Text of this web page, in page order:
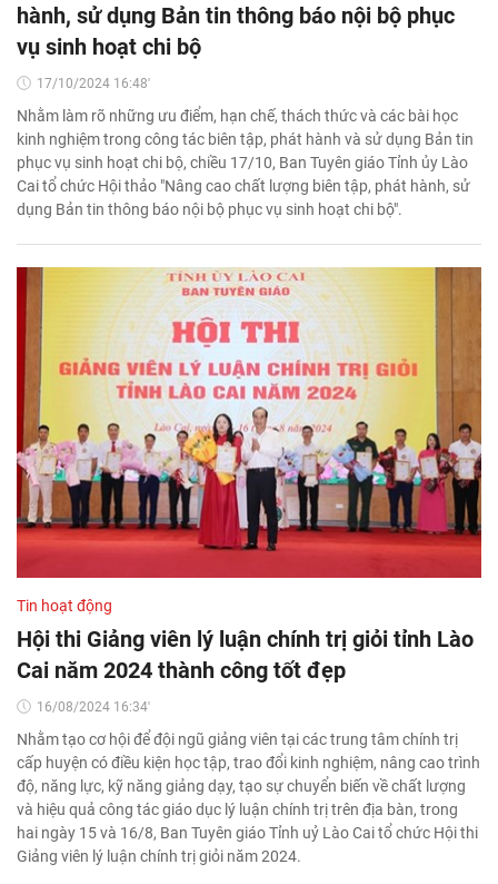
hành, sử dụng Bản tin thông báo nội bộ phục
vụ sinh hoạt chi bộ
17/10/2024 16:48'
Nhằm làm rõ những ưu điểm, hạn chế, thách thức và các bài học
kinh nghiệm trong công tác biên tập, phát hành và sử dụng Bản tin
phục vụ sinh hoạt chi bộ, chiều 17/10, Ban Tuyên giáo Tỉnh ủy Lào
Cai tổ chức Hội thảo "Nâng cao chất lượng biên tập, phát hành, sử
dụng Bản tin thông báo nội bộ phục vụ sinh hoạt chi bộ".
Tin hoạt động
Hội thi Giảng viên lý luận chính trị giỏi tỉnh Lào
Cai năm 2024 thành công tốt đẹp
16/08/2024 16:34'
Nhằm tạo cơ hội để đội ngũ giảng viên tại các trung tâm chính trị
cấp huyện có điều kiện học tập, trao đổi kinh nghiệm, nâng cao trình
độ, năng lực, kỹ năng giảng dạy, tạo sự chuyển biến về chất lượng
và hiệu quả công tác giáo dục lý luận chính trị trên địa bàn, trong
hai ngày 15 và 16/8, Ban Tuyên giáo Tỉnh uỷ Lào Cai tổ chức Hội thi
Giảng viên lý luận chính trị giỏi năm 2024.